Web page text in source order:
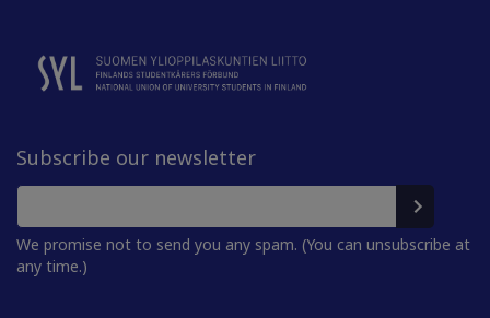
Subscribe our newsletter
We promise not to send you any spam. (You can unsubscribe at
any time.)